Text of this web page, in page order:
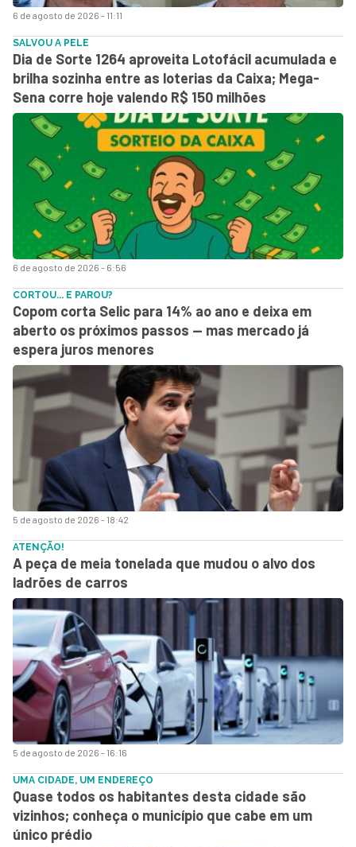
6 de agosto de 2026 - 11:11
6 de agosto de 2026 - 6:56
SALVOU A PELE
Dia de Sorte 1264 aproveita Lotofácil acumulada e
brilha sozinha entre as loterias da Caixa; Mega-
Sena corre hoje valendo R$ 150 milhões
5 de agosto de 2026 - 18:42
CORTOU... E PAROU?
Copom corta Selic para 14% ao ano e deixa em
aberto os próximos passos — mas mercado já
espera juros menores
5 de agosto de 2026 - 16:16
ATENÇÃO!
A peça de meia tonelada que mudou o alvo dos
ladrões de carros
UMA CIDADE, UM ENDEREÇO
Quase todos os habitantes desta cidade são
vizinhos; conheça o município que cabe em um
único prédio